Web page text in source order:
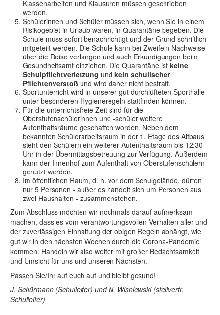
Klassenarbeiten und Klausuren müssen geschrieben
werden.
Schülerinnen und Schüler müssen sich, wenn Sie in einem
Risikogebiet in Urlaub waren, in Quarantäne begeben. Die
Schule muss sofort benachrichtigt und der Grund schriftlich
mitgeteilt werden. Die Schule kann bei Zweifeln Nachweise
über die Reise verlangen und auch Erkundigungen beim
Gesundheitsamt einziehen. Die Quarantäne ist keine
Schulpflichtverletzung und kein schulischer
Pflichtenverstoß und wird daher nicht bestraft.
Sportunterricht wird in unserer gut durchlüfteten Sporthalle
unter besonderen Hygieneregeln stattfinden können.
Für die unterrichtsfreie Zeit sind für die
Oberstufenschülerinnen und -schüler weitere
Aufenthaltsräume geschaffen worden. Neben dem
bekannten Schülerarbeitsraum in der 1. Etage des Altbaus
steht den Schülern ein weiterer Aufenthaltsraum bis 12:30
Uhr in der Übermittagsbetreuung zur Verfügung. Außerdem
kann der Innenhof zum Aufenthalt von Oberstufenschülern
genutzt werden.
Im öffentlichen Raum, d. h. vor dem Schulgelände, dürfen
nur 5 Personen - außer es handelt sich um Personen aus
zwei Haushalten - zusammenstehen.
Zum Abschluss möchten wir nochmals darauf aufmerksam
machen, dass es vom verantwortungsvollen Verhalten aller und
der zuverlässigen Einhaltung der obigen Regeln abhängt, wie
gut wir in den nächsten Wochen durch die Corona-Pandemie
kommen. Handeln wir also weiter mit großer Bedachtsamkeit
und Umsicht für uns und unseren Nächsten.
Passen Sie/Ihr auf euch auf und bleibt gesund!
J. Schürmann (Schulleiter) und N. Wisniewski (stellvertr.
Schulleiter)